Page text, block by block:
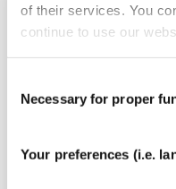
of their services. You
continue to use our
Selection
Necessary for proper
Your preferences (i.e.
Schritt
5